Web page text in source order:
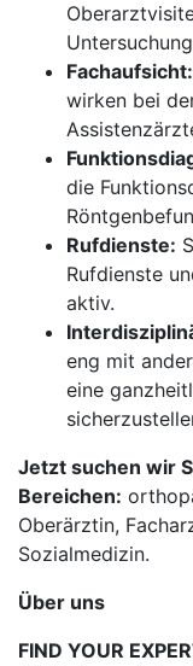
Fachaufsicht:
wirken bei
die
Rufdienste:
Rufdienste
aktiv.
eng mit
eine
Jetzt suchen wir
Bereichen:
Oberärztin,
Sozialmedizin.
Über uns
FIND YOUR